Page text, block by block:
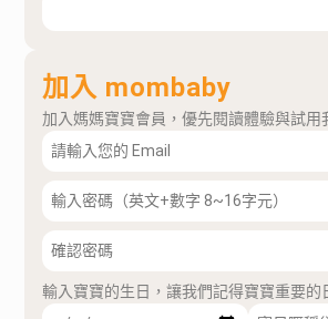
加入 mombaby
加入媽媽寶寶會員，優先閱讀體驗與試用
輸入寶寶的生日，讓我們記得寶寶重要的